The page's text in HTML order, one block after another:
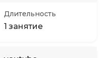
Длительность
1 занятие